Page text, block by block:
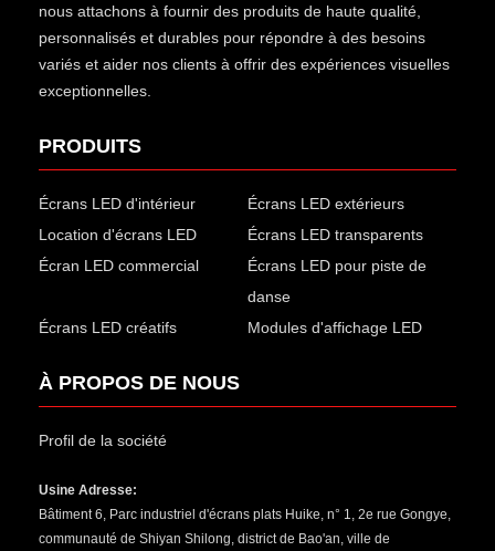
nous attachons à fournir des produits de haute qualité,
personnalisés et durables pour répondre à des besoins
variés et aider nos clients à offrir des expériences visuelles
exceptionnelles.
PRODUITS
Écrans LED d'intérieur
Écrans LED extérieurs
Location d'écrans LED
Écrans LED transparents
Écran LED commercial
Écrans LED pour piste de
danse
Écrans LED créatifs
Modules d'affichage LED
À PROPOS DE NOUS
Profil de la société
Usine Adresse:
Bâtiment 6, Parc industriel d'écrans plats Huike, n° 1, 2e rue Gongye,
communauté de Shiyan Shilong, district de Bao'an, ville de